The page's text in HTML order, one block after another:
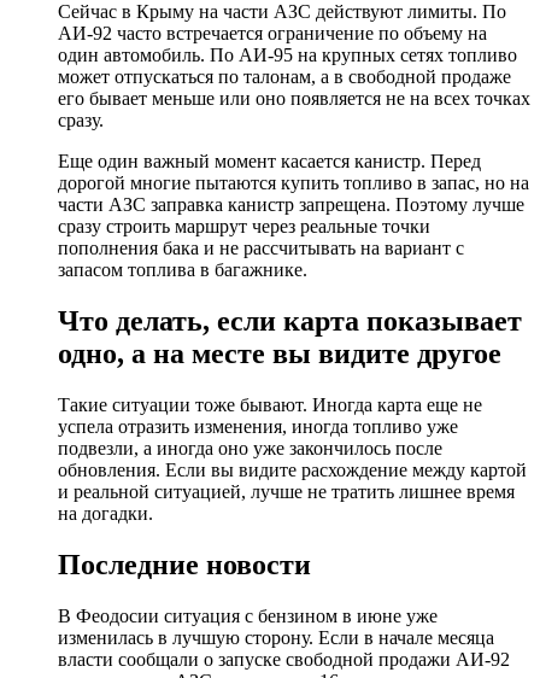
Сейчас в Крыму на части АЗС действуют лимиты. По
АИ-92 часто встречается ограничение по объему на
один автомобиль. По АИ-95 на крупных сетях топливо
может отпускаться по талонам, а в свободной продаже
его бывает меньше или оно появляется не на всех точках
сразу.
Еще один важный момент касается канистр. Перед
дорогой многие пытаются купить топливо в запас, но на
части АЗС заправка канистр запрещена. Поэтому лучше
сразу строить маршрут через реальные точки
пополнения бака и не рассчитывать на вариант с
запасом топлива в багажнике.
Что делать, если карта показывает
одно, а на месте вы видите другое
Такие ситуации тоже бывают. Иногда карта еще не
успела отразить изменения, иногда топливо уже
подвезли, а иногда оно уже закончилось после
обновления. Если вы видите расхождение между картой
и реальной ситуацией, лучше не тратить лишнее время
на догадки.
Последние новости
В Феодосии ситуация с бензином в июне уже
изменилась в лучшую сторону. Если в начале месяца
власти сообщали о запуске свободной продажи АИ-92